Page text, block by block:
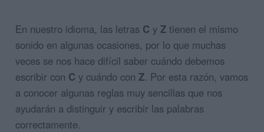
En nuestro idioma, las letras C y Z tienen el mismo
sonido en algunas ocasiones, por lo que muchas
veces se nos hace difícil saber cuándo debemos
escribir con C y cuándo con Z. Por esta razón, vamos
a conocer algunas reglas muy sencillas que nos
ayudarán a distinguir y escribir las palabras
correctamente.